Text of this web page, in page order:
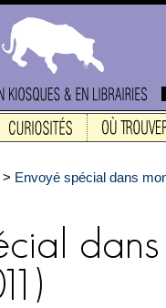
> Envoyé spécial dans